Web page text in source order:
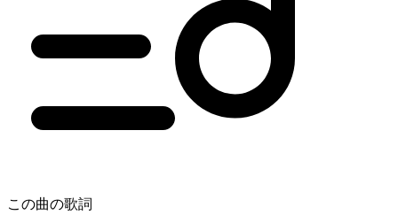
この曲の歌詞